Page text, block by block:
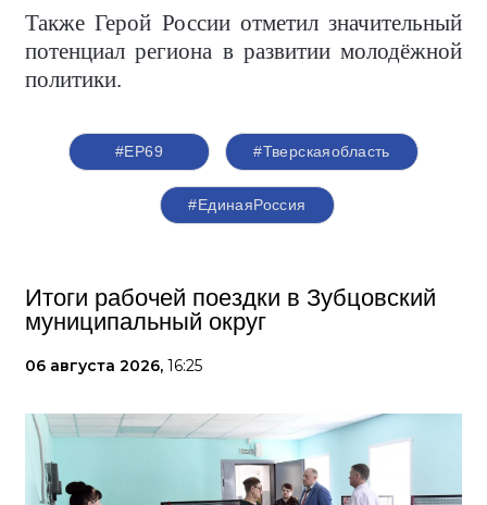
Также Герой России отметил значительный
потенциал региона в развитии молодёжной
политики.
#ЕР69 #Тверскаяобласть
#‎ЕдинаяРоссия
Итоги рабочей поездки в Зубцовский
муниципальный округ
06 августа 2026, 16:25